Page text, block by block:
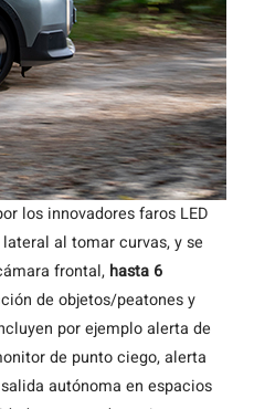
los innovadores faros LED
al tomar curvas, y se
frontal, hasta 6
de objetos/peatones y
por ejemplo alerta de
de punto ciego, alerta
autónoma en espacios